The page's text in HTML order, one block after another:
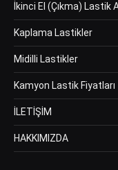
İkinci El (Çıkma) Lastik
Kaplama Lastikler
Midilli Lastikler
Kamyon Lastik Fiyatları
İLETİŞİM
HAKKIMIZDA